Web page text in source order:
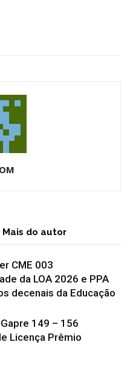
Mais do autor
CME 003
da LOA 2026 e PPA
decenais da Educação
149 – 156
Licença Prêmio